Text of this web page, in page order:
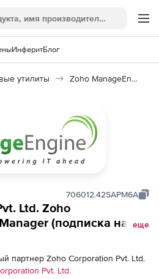
ИнферитБлог
утилиты Zoho ManageEngine OpManager
706012.42SAPM6A
Ltd. Zoho
(подписка на
Enterprise Edition
еще
партнер Zoho Corporation Pvt. Ltd.
Pvt. Ltd.